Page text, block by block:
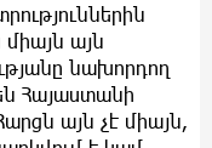
միայն այն
նախորդող
Հայաստանի
այն չէ միայն,